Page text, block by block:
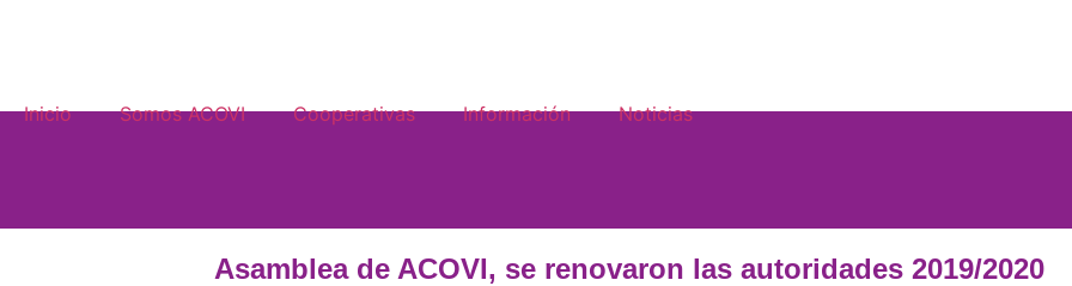
Inicio Somos ACOVI Cooperativas Información Noticias
Asamblea de ACOVI, se renovaron las autoridades 2019/2020